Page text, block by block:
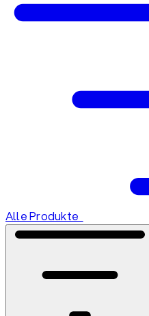
Alle Produkte